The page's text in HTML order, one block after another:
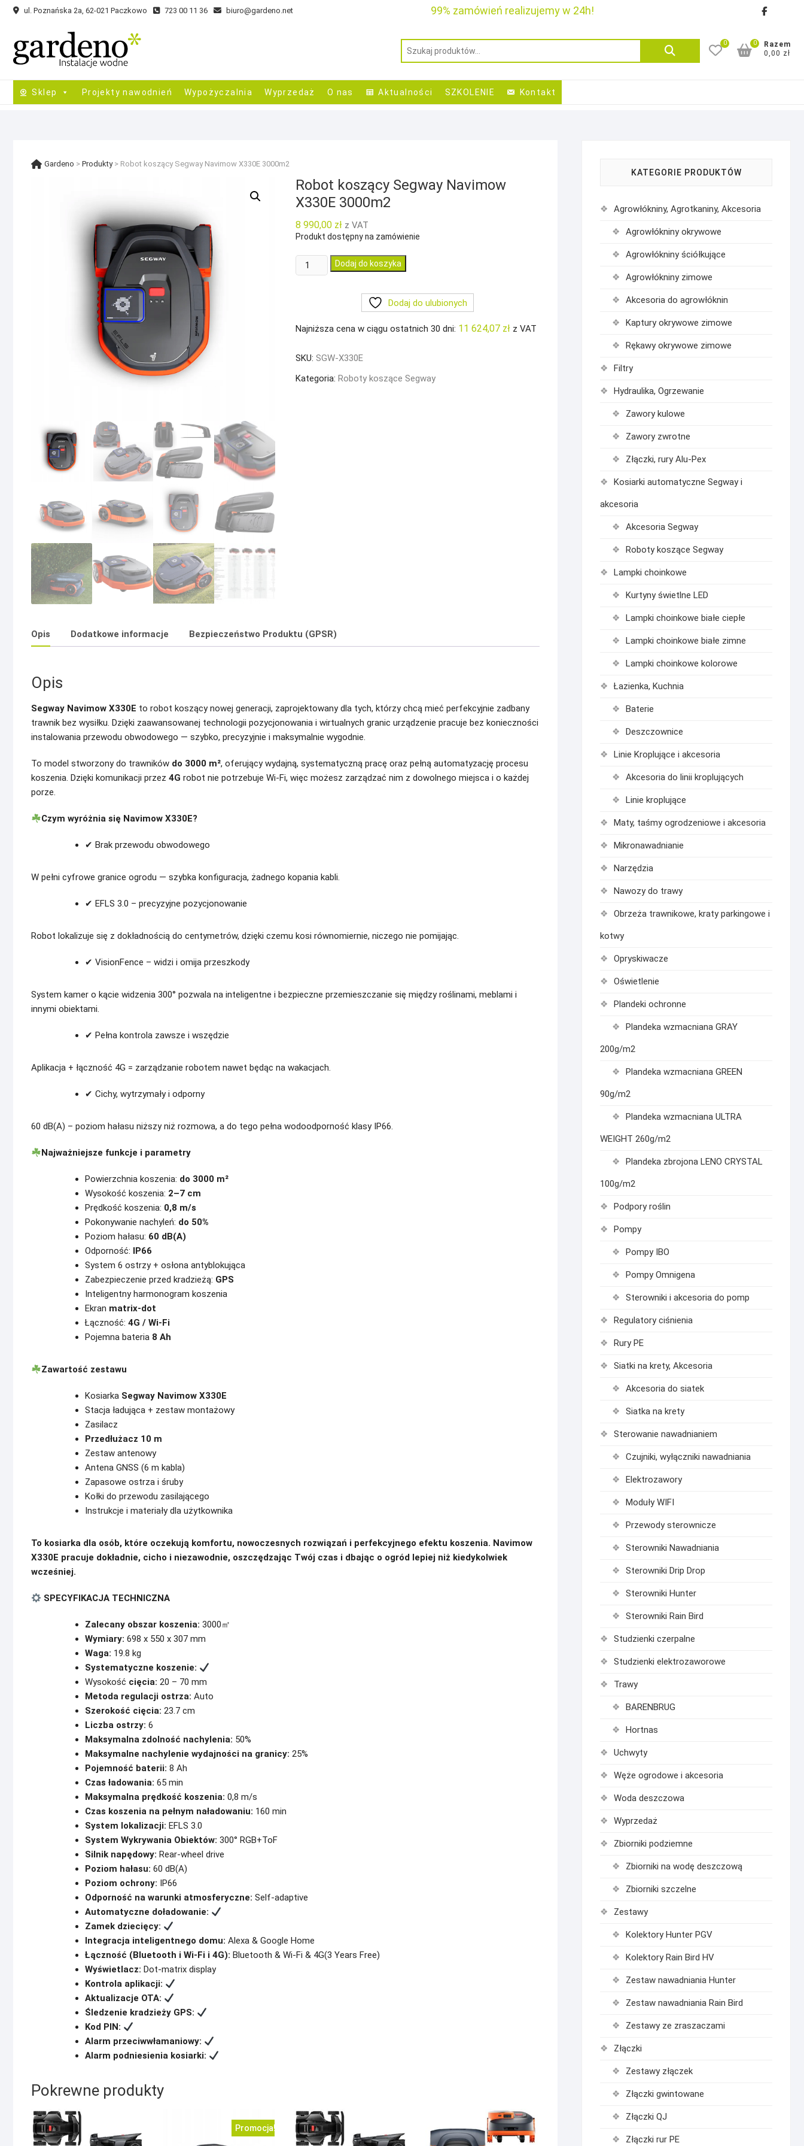
Skip
ul. Poznańska 2a, 62-021 Paczkowo 723 00 11 36 biuro@gardeno.net 99% zamówień realizujemy w 24h!
Szukaj: 0
Razem
0,00 zł
0
Sklep Projekty nawodnień Wypożyczalnia Wyprzedaż O nas Aktualności SZKOLENIE Kontakt
Gardeno > Produkty> Robot koszący Segway Navimow X330E 3000m2
Robot koszący Segway Navimow
X330E 3000m2
8 990,00 zł z VAT
Produkt dostępny na zamówienie
ilość
Robot
X330E
Dodaj do koszyka
Dodaj do ulubionych
Najniższa cena w ciągu ostatnich 30 dni: 11 624,07 zł z VAT
SKU: SGW-X330E
Kategoria: Roboty koszące Segway
Opis Dodatkowe informacje Bezpieczeństwo Produktu (GPSR)
Opis
Segway Navimow X330E to robot koszący nowej generacji, zaprojektowany dla tych, którzy chcą mieć perfekcyjnie zadbany
trawnik bez wysiłku. Dzięki zaawansowanej technologii pozycjonowania i wirtualnych granic urządzenie pracuje bez konieczności
instalowania przewodu obwodowego — szybko, precyzyjnie i maksymalnie wygodnie.
To model stworzony do trawników do 3000 m², oferujący wydajną, systematyczną pracę oraz pełną automatyzację procesu
koszenia. Dzięki komunikacji przez 4G robot nie potrzebuje Wi-Fi, więc możesz zarządzać nim z dowolnego miejsca i o każdej
porze.
Czym wyróżnia się Navimow X330E?
✔ Brak przewodu obwodowego
W pełni cyfrowe granice ogrodu — szybka konfiguracja, żadnego kopania kabli.
✔ EFLS 3.0 – precyzyjne pozycjonowanie
Robot lokalizuje się z dokładnością do centymetrów, dzięki czemu kosi równomiernie, niczego nie pomijając.
✔ VisionFence – widzi i omija przeszkody
System kamer o kącie widzenia 300° pozwala na inteligentne i bezpieczne przemieszczanie się między roślinami, meblami i
innymi obiektami.
✔ Pełna kontrola zawsze i wszędzie
Aplikacja + łączność 4G = zarządzanie robotem nawet będąc na wakacjach.
✔ Cichy, wytrzymały i odporny
60 dB(A) – poziom hałasu niższy niż rozmowa, a do tego pełna wodoodporność klasy IP66.
Najważniejsze funkcje i parametry
Powierzchnia koszenia: do 3000 m²
Wysokość koszenia: 2–7 cm
Prędkość koszenia: 0,8 m/s
Pokonywanie nachyleń: do 50%
Poziom hałasu: 60 dB(A)
Odporność: IP66
System 6 ostrzy + osłona antyblokująca
Zabezpieczenie przed kradzieżą: GPS
Inteligentny harmonogram koszenia
Ekran matrix-dot
Łączność: 4G / Wi-Fi
Pojemna bateria 8 Ah
Zawartość zestawu
Kosiarka Segway Navimow X330E
Stacja ładująca + zestaw montażowy
Zasilacz
Przedłużacz 10 m
Zestaw antenowy
Antena GNSS (6 m kabla)
Zapasowe ostrza i śruby
Kołki do przewodu zasilającego
Instrukcje i materiały dla użytkownika
To kosiarka dla osób, które oczekują komfortu, nowoczesnych rozwiązań i perfekcyjnego efektu koszenia. Navimow
X330E pracuje dokładnie, cicho i niezawodnie, oszczędzając Twój czas i dbając o ogród lepiej niż kiedykolwiek
wcześniej.
SPECYFIKACJA TECHNICZNA
Zalecany obszar koszenia: 3000㎡
Wymiary: 698 x 550 x 307 mm
Waga: 19.8 kg
Systematyczne koszenie:
Wysokość cięcia: 20 – 70 mm
Metoda regulacji ostrza: Auto
Szerokość cięcia: 23.7 cm
Liczba ostrzy: 6
Maksymalna zdolność nachylenia: 50%
Maksymalne nachylenie wydajności na granicy: 25%
Pojemność baterii: 8 Ah
Czas ładowania: 65 min
Maksymalna prędkość koszenia: 0,8 m/s
Czas koszenia na pełnym naładowaniu: 160 min
System lokalizacji: EFLS 3.0
System Wykrywania Obiektów: 300° RGB+ToF
Silnik napędowy: Rear-wheel drive
Poziom hałasu: 60 dB(A)
Poziom ochrony: IP66
Odporność na warunki atmosferyczne: Self-adaptive
Automatyczne doładowanie:
Zamek dziecięcy:
Integracja inteligentnego domu: Alexa & Google Home
Łączność (Bluetooth i Wi-Fi i 4G): Bluetooth & Wi-Fi & 4G(3 Years Free)
Wyświetlacz: Dot-matrix display
Kontrola aplikacji:
Aktualizacje OTA:
Śledzenie kradzieży GPS:
Kod PIN:
Alarm przeciwwłamaniowy:
Alarm podniesienia kosiarki:
Pokrewne produkty
Promocja!
KATEGORIE PRODUKTÓW
Agrowłókniny, Agrotkaniny, Akcesoria
Agrowłókniny okrywowe
Agrowłókniny ściółkujące
Agrowłókniny zimowe
Akcesoria do agrowłóknin
Kaptury okrywowe zimowe
Rękawy okrywowe zimowe
Filtry
Hydraulika, Ogrzewanie
Zawory kulowe
Zawory zwrotne
Złączki, rury Alu-Pex
Kosiarki automatyczne Segway i
akcesoria
Akcesoria Segway
Roboty koszące Segway
Lampki choinkowe
Kurtyny świetlne LED
Lampki choinkowe białe ciepłe
Lampki choinkowe białe zimne
Lampki choinkowe kolorowe
Łazienka, Kuchnia
Baterie
Deszczownice
Linie Kroplujące i akcesoria
Akcesoria do linii kroplujących
Linie kroplujące
Maty, taśmy ogrodzeniowe i akcesoria
Mikronawadnianie
Narzędzia
Nawozy do trawy
Obrzeża trawnikowe, kraty parkingowe i
kotwy
Opryskiwacze
Oświetlenie
Plandeki ochronne
Plandeka wzmacniana GRAY
200g/m2
Plandeka wzmacniana GREEN
90g/m2
Plandeka wzmacniana ULTRA
WEIGHT 260g/m2
Plandeka zbrojona LENO CRYSTAL
100g/m2
Podpory roślin
Pompy
Pompy IBO
Pompy Omnigena
Sterowniki i akcesoria do pomp
Regulatory ciśnienia
Rury PE
Siatki na krety, Akcesoria
Akcesoria do siatek
Siatka na krety
Sterowanie nawadnianiem
Czujniki, wyłączniki nawadniania
Elektrozawory
Moduły WIFI
Przewody sterownicze
Sterowniki Nawadniania
Sterowniki Drip Drop
Sterowniki Hunter
Sterowniki Rain Bird
Studzienki czerpalne
Studzienki elektrozaworowe
Trawy
BARENBRUG
Hortnas
Uchwyty
Węże ogrodowe i akcesoria
Woda deszczowa
Wyprzedaż
Zbiorniki podziemne
Zbiorniki na wodę deszczową
Zbiorniki szczelne
Zestawy
Kolektory Hunter PGV
Kolektory Rain Bird HV
Zestaw nawadniania Hunter
Zestaw nawadniania Rain Bird
Zestawy ze zraszaczami
Złączki
Zestawy złączek
Złączki gwintowane
Złączki QJ
Złączki rur PE